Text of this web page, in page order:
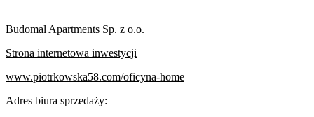
Budomal Apartments Sp. z o.o.
Strona internetowa inwestycji
www.piotrkowska58.com/oficyna-home
Adres biura sprzedaży: